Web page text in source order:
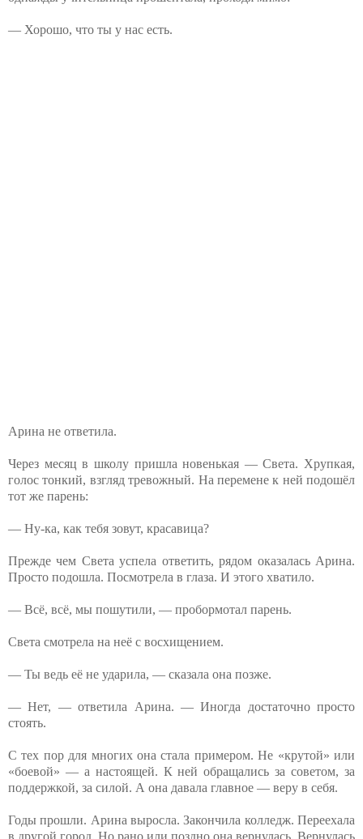
— Хорошо, что ты у нас есть.
Арина не ответила.
Через месяц в школу пришла новенькая — Света. Хрупкая,
голос тонкий, взгляд тревожный. На перемене к ней подошёл
тот же парень:
— Ну-ка, как тебя зовут, красавица?
Прежде чем Света успела ответить, рядом оказалась Арина.
Просто подошла. Посмотрела в глаза. И этого хватило.
— Всё, всё, мы пошутили, — пробормотал парень.
Света смотрела на неё с восхищением.
— Ты ведь её не ударила, — сказала она позже.
— Нет, — ответила Арина. — Иногда достаточно просто
стоять.
С тех пор для многих она стала примером. Не «крутой» или
«боевой» — а настоящей. К ней обращались за советом, за
поддержкой, за силой. А она давала главное — веру в себя.
Годы прошли. Арина выросла. Закончила колледж. Переехала
в другой город. Но рано или поздно она вернулась. Вернулась